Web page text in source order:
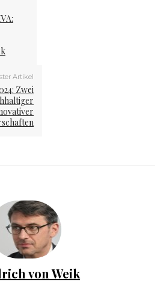
Artikel
Zwei
von Weik